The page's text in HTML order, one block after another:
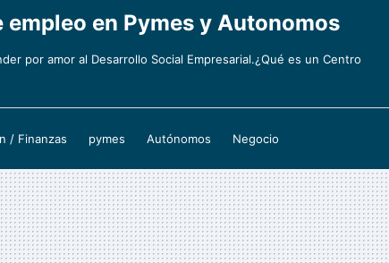
en Pymes y Autonomos
por amor al Desarrollo Social Empresarial.¿Qué es un Centro
/ Finanzas pymes Autónomos Negocio